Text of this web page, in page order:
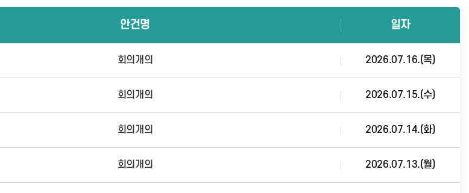
안건명 일자
회의개의 2026.07.16.(목)
회의개의 2026.07.15.(수)
회의개의 2026.07.14.(화)
회의개의 2026.07.13.(월)